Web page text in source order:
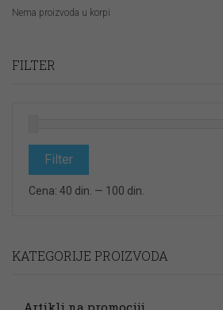
Nema proizvoda u korpi
FILTER
cena
cenaFilter
Cena: 40 din. — 100 din.
KATEGORIJE PROIZVODA
Artikli na promociji